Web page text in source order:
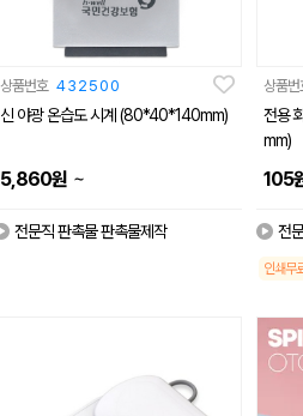
상품번호 432500
신 야광 온습도 시계 (80*40*140mm)
5,860원 ~
전문직 판촉물 판촉물제작
상품
전용
mm)
105
전
인쇄무